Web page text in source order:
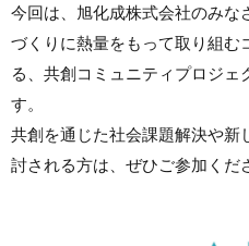
今回は、旭化成株式会社のみな
づくりに熱量をもって取り組む
る、共創コミュニティプロジェ
す。
共創を通じた社会課題解決や新
討される方は、ぜひご参加くだ